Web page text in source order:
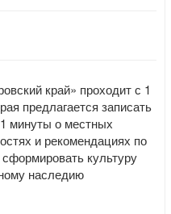
край» проходит с 1
предлагается записать
минуты о местных
и рекомендациях по
культуру
наследию